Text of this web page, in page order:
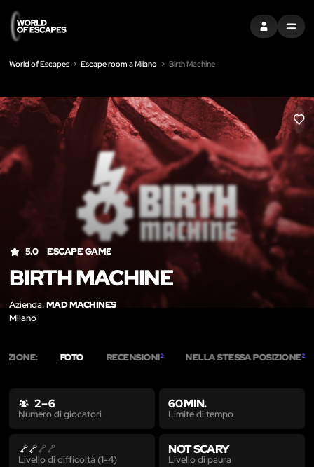
ACCEDIMENU
World of Escapes Escape room a Milano Birth Machine
LIKE
5.0 ESCAPE GAME
BIRTH MACHINE
Azienda:MAD MACHINES
Milano
FOTO RECENSIONI2 NELLA STESSA POSIZIONE2
2 – 6
Numero di giocatori
60 MIN.
Limite di tempo
Livello di difficoltà (1-4)
NOT SCARY
Livello di paura